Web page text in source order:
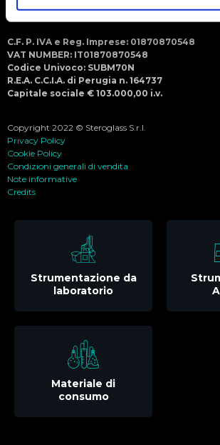
C.F. P. IVA e Reg. Imprese: 01870870548
VAT NUMBER: IT01870870548
Codice Univoco: SUBM70N
R.E.A. C.C.I.A. di Perugia n. 164737
Capitale sociale € 103.000,00 i.v.
Copyright 2022 © Steroglass S.r.l.
Privacy Policy
Cookie Policy
Condizioni generali di vendita
Note informative
Credits
Strumentazione da
laboratorio
Materiale di
consumo